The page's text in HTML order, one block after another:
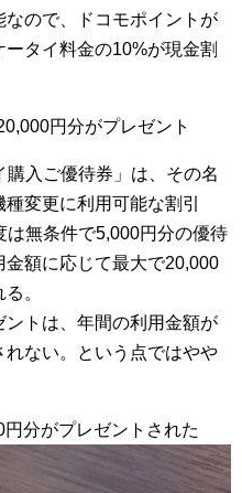
ので、ドコモポイントが
タイ料金の10%が現金割
円分がプレゼント
入ご優待券」は、その名
変更に利用可能な割引
は無条件で5,000円分の優待
額に応じて最大で20,000
。
トは、年間の利用金額が
ない。という点ではやや
分がプレゼントされた